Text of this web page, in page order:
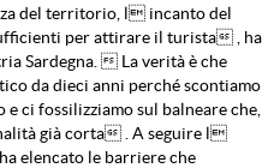
del territorio, l incanto del
per attirare il turista , ha
Sardegna.  La verità è che
da dieci anni perché scontiamo
ci fossilizziamo sul balneare che,
già corta . A seguire l
elencato le barriere che